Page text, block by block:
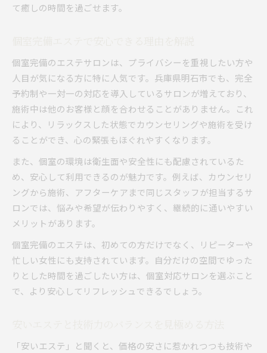
て癒しの時間を過ごせます。
個室完備のエステサロンは、プライバシーを重視したい方や
人目が気になる方に特に人気です。兵庫県明石市でも、完全
予約制や一対一の対応を導入しているサロンが増えており、
施術中は他のお客様と顔を合わせることがありません。これ
により、リラックスした状態でカウンセリングや施術を受け
ることができ、心の緊張もほぐれやすくなります。
また、個室の環境は衛生面や安全性にも配慮されているた
め、安心して利用できるのが魅力です。例えば、カウンセリ
ングから施術、アフターケアまで同じスタッフが担当するサ
ロンでは、悩みや希望が伝わりやすく、継続的に通いやすい
メリットがあります。
個室完備のエステは、初めての方だけでなく、リピーターや
忙しい女性にも支持されています。自分だけの空間でゆった
りとした時間を過ごしたい方は、個室対応サロンを選ぶこと
で、より安心してリフレッシュできるでしょう。
「安いエステ」と聞くと、価格の安さに惹かれつつも技術や